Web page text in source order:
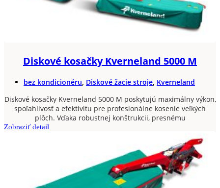
Diskové kosačky Kverneland 5000 M
bez kondicionéru, Diskové žacie stroje, Kverneland
Diskové kosačky Kverneland 5000 M poskytujú maximálny výkon,
spoľahlivosť a efektivitu pre profesionálne kosenie veľkých
plôch. Vďaka robustnej konštrukcii, presnému
Zobraziť detail